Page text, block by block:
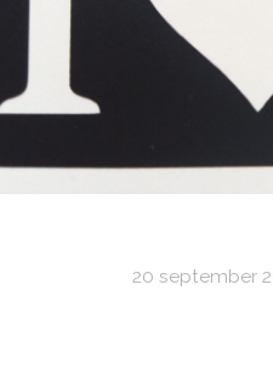
20 september